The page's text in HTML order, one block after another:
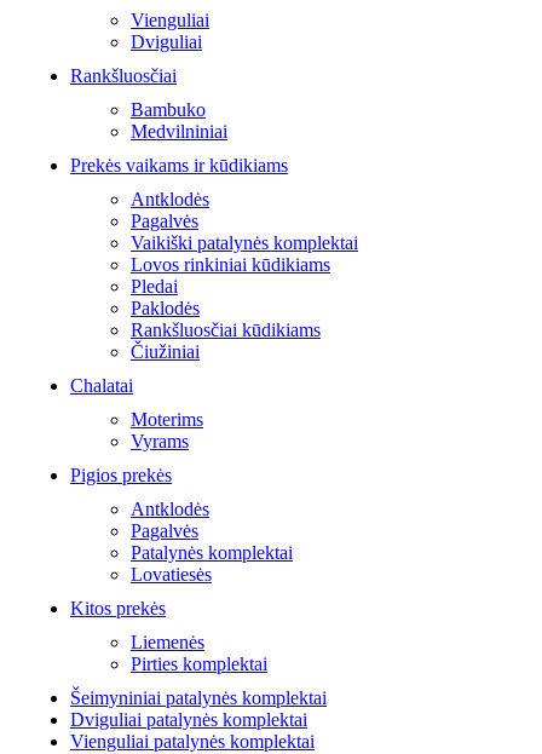
Vienguliai
Dviguliai
Rankšluosčiai
Bambuko
Medvilniniai
Prekės vaikams ir kūdikiams
Antklodės
Pagalvės
Vaikiški patalynės komplektai
Lovos rinkiniai kūdikiams
Pledai
Paklodės
Rankšluosčiai kūdikiams
Čiužiniai
Chalatai
Moterims
Vyrams
Pigios prekės
Antklodės
Pagalvės
Patalynės komplektai
Lovatiesės
Kitos prekės
Liemenės
Pirties komplektai
Šeimyniniai patalynės komplektai
Dviguliai patalynės komplektai
Vienguliai patalynės komplektai